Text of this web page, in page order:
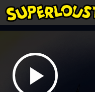
play_arrow